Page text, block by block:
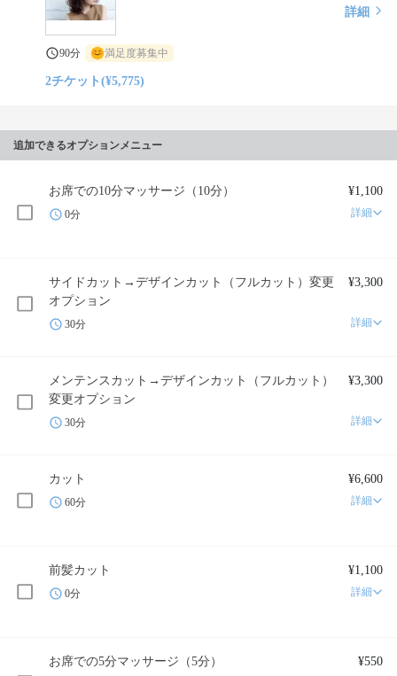
詳細
90分 満足度募集中
2チケット(¥5,775)
追加できるオプションメニュー
お席での10分マッサージ（10分） ¥1,100
0分 詳細
サイドカット→デザインカット（フルカット）変更
オプション
¥3,300
30分 詳細
メンテンスカット→デザインカット（フルカット）
変更オプション
¥3,300
30分 詳細
カット ¥6,600
60分 詳細
前髪カット ¥1,100
0分 詳細
お席での5分マッサージ（5分） ¥550